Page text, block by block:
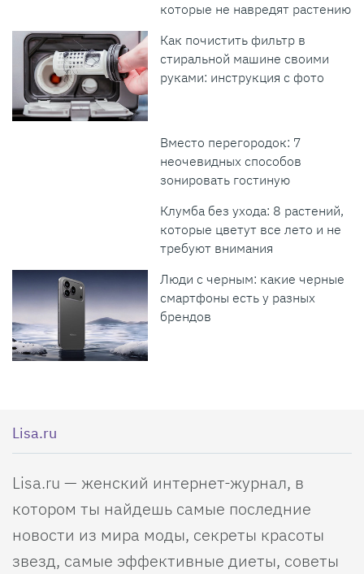
которые не навредят растению
Как почистить фильтр в
стиральной машине своими
руками: инструкция с фото
Вместо перегородок: 7
неочевидных способов
зонировать гостиную
Клумба без ухода: 8 растений,
которые цветут все лето и не
требуют внимания
Люди с черным: какие черные
смартфоны есть у разных
брендов
Lisa.ru
Lisa.ru — женский интернет-журнал, в
котором ты найдешь самые последние
новости из мира моды, секреты красоты
звезд, самые эффективные диеты, советы